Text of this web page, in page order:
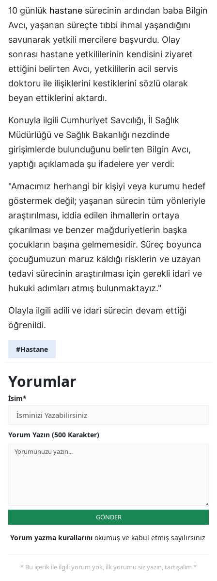
10 günlük hastane sürecinin ardından baba Bilgin
Avcı, yaşanan süreçte tıbbi ihmal yaşandığını
savunarak yetkili mercilere başvurdu. Olay
sonrası hastane yetkililerinin kendisini ziyaret
ettiğini belirten Avcı, yetkililerin acil servis
doktoru ile ilişiklerini kestiklerini sözlü olarak
beyan ettiklerini aktardı.
Konuyla ilgili Cumhuriyet Savcılığı, İl Sağlık
Müdürlüğü ve Sağlık Bakanlığı nezdinde
girişimlerde bulunduğunu belirten Bilgin Avcı,
yaptığı açıklamada şu ifadelere yer verdi:
"Amacımız herhangi bir kişiyi veya kurumu hedef
göstermek değil; yaşanan sürecin tüm yönleriyle
araştırılması, iddia edilen ihmallerin ortaya
çıkarılması ve benzer mağduriyetlerin başka
çocukların başına gelmemesidir. Süreç boyunca
çocuğumuzun maruz kaldığı risklerin ve uzayan
tedavi sürecinin araştırılması için gerekli idari ve
hukuki adımları atmış bulunmaktayız."
Olayla ilgili adili ve idari sürecin devam ettiği
öğrenildi.
#Hastane
Yorumlar
İsim*
Yorum Yazın (500 Karakter)
GÖNDER
Yorum yazma kurallarını okumuş ve kabul etmiş sayılırsınız
* Bu içerik ile ilgili yorum yok, ilk yorumu siz yazın, tartışalım *